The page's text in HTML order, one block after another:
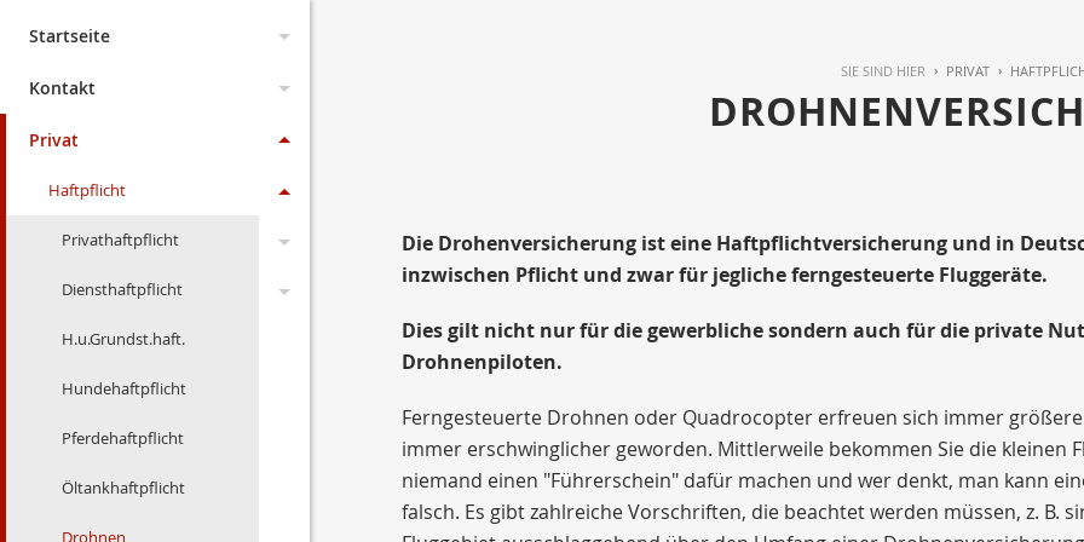
Startseite
Aktuelles
Änderungen 2026
Archiv
Änderungen 2025
Änderungen 2024
Änderungen 2023
Änderungen 2022
Änderungen 2021
Änderungen 2020
Änderungen 2019
Dokumente
Was ist ein Maklervertrag
Wissenswertes
Geschichte und
Versicherungen
Lexikon
Links
Suche
Angebotsanfragen
Kontakt
Anfahrt
Impressum
Erstinformation
Datenschutz
Persönliche Beratung
Privat
Haftpflicht
Privathaftpflicht
Leistungen
Privathaftpflicht für
Diensthaftpflicht
Verwaltung
Leistungen
Was ist...
weitere Personen
Schlüsselschäden
H.u.Grundst.haft.
Hundehaftpflicht
Pferdehaftpflicht
Öltankhaftpflicht
Drohnen
SIE SIND HIER PRIVAT
Die Drohenversicherung ist eine Haftpflichtversicherung und in
inzwischen Pflicht und zwar für jegliche ferngesteuerte Fluggeräte.
Dies gilt nicht nur für die gewerbliche sondern auch für die private
Drohnenpiloten.
Ferngesteuerte Drohnen oder Quadrocopter erfreuen sich immer
immer erschwinglicher geworden. Mittlerweile bekommen Sie die kleinen
niemand einen "Führerschein" dafür machen und wer denkt, man kann
falsch. Es gibt zahlreiche Vorschriften, die beachtet werden müssen, z. B.